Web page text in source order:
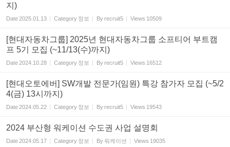
지)
Date2025.01.13 Category 정보 Byrecruit5 Views 10509
[현대자동차그룹] 2025년 현대자동차그룹 소프티어 부트캠
프 5기 모집 (~11/13(수)까지)
Date2024.10.28 Category 정보 Byrecruit5 Views 16512
[현대오토에버] SW개발 전문가(임원) 특강 참가자 모집 (~5/2
4(금) 13시까지)
Date2024.05.22 Category 정보 Byrecruit5 Views 19543
2024 부산형 워케이션 수도권 사업 설명회
Date2024.05.17 Category 정보 By워케이션 Views 19035